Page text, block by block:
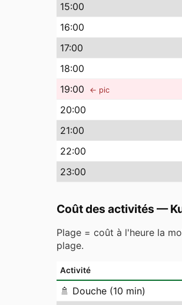
15:00
16:00
17:00
18:00
19:00 ← pic
20:00
21:00
22:00
23:00
Coût des activités —
Plage = coût à l'heure la
plage.
Activité
🚿 Douche (10 min)